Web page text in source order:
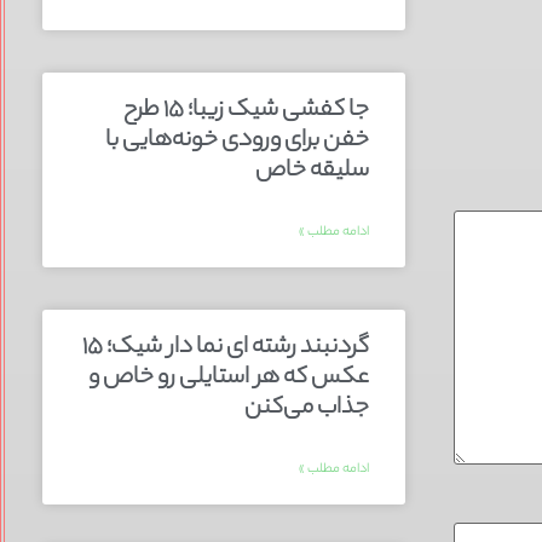
جا کفشی شیک زیبا؛ ۱۵ طرح
خفن برای ورودی خونه‌هایی با
سلیقه خاص
ادامه مطلب »
گردنبند رشته ای نما دار شیک؛ ۱۵
عکس که هر استایلی رو خاص و
جذاب می‌کنن
ادامه مطلب »